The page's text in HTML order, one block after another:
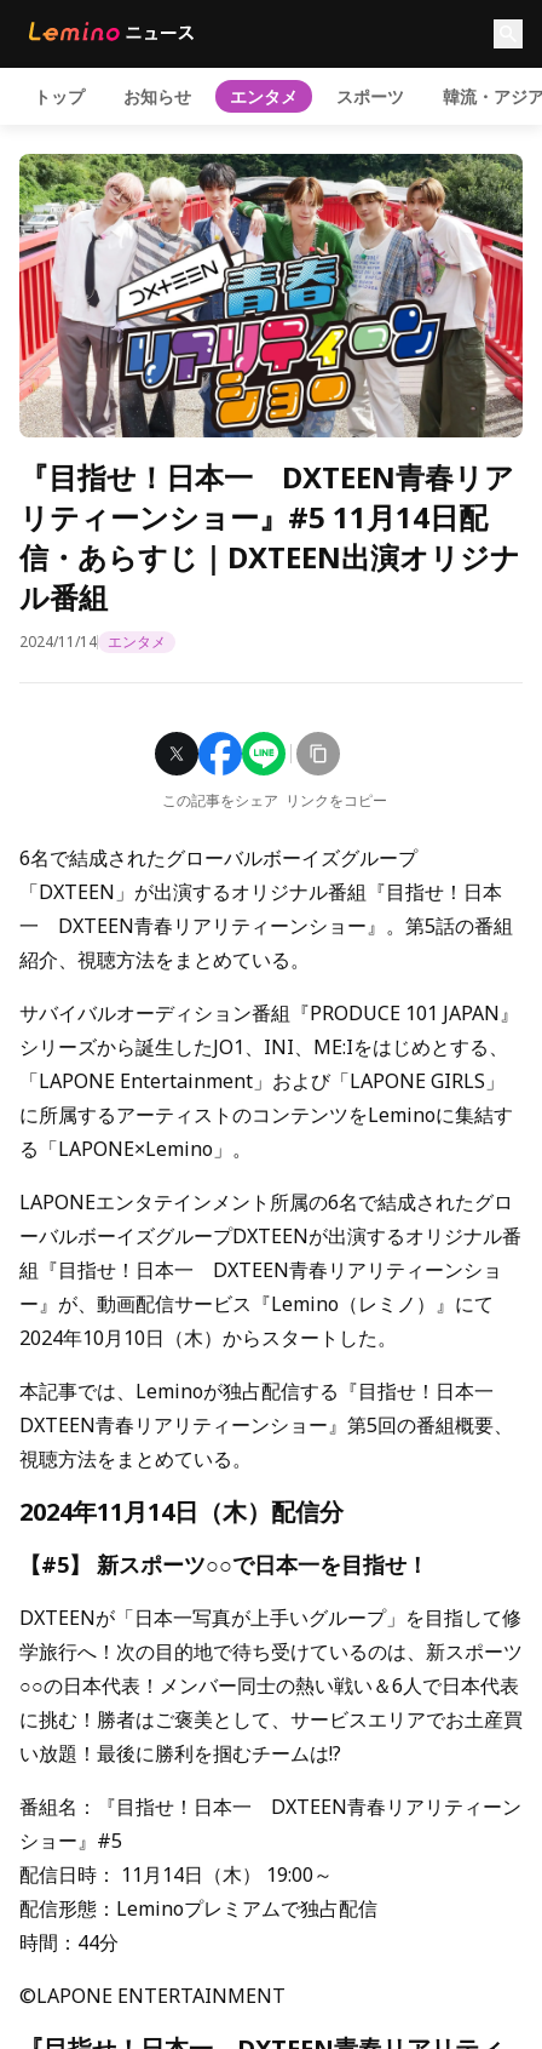
トップ お知らせ エンタメ スポーツ 韓流・アジ
『目指せ！日本一 DXTEEN青春リア
リティーンショー』#5 11月14日配
信・あらすじ｜DXTEEN出演オリジナ
ル番組
2024/11/14 エンタメ
この記事をシェア リンクをコピー
6名で結成されたグローバルボーイズグループ
「DXTEEN」が出演するオリジナル番組『目指せ！日本
一 DXTEEN青春リアリティーンショー』。第5話の番組
紹介、視聴方法をまとめている。
サバイバルオーディション番組『PRODUCE 101 JAPAN』
シリーズから誕生したJO1、INI、ME:Iをはじめとする、
「LAPONE Entertainment」および「LAPONE GIRLS」
に所属するアーティストのコンテンツをLeminoに集結す
る「LAPONE×Lemino」。
LAPONEエンタテインメント所属の6名で結成されたグロ
ーバルボーイズグループDXTEENが出演するオリジナル番
組『目指せ！日本一 DXTEEN青春リアリティーンショ
ー』が、動画配信サービス『Lemino（レミノ）』にて
2024年10月10日（木）からスタートした。
本記事では、Leminoが独占配信する『目指せ！日本一
DXTEEN青春リアリティーンショー』第5回の番組概要、
視聴方法をまとめている。
2024年11月14日（木）配信分
【#5】 新スポーツ○○で日本一を目指せ！
DXTEENが「日本一写真が上手いグループ」を目指して修
学旅行へ！次の目的地で待ち受けているのは、新スポーツ
○○の日本代表！メンバー同士の熱い戦い＆6人で日本代表
に挑む！勝者はご褒美として、サービスエリアでお土産買
い放題！最後に勝利を掴むチームは!?
番組名：『目指せ！日本一 DXTEEN青春リアリティーン
ショー』#5
配信日時： 11月14日（木） 19:00～
配信形態：Leminoプレミアムで独占配信
時間：44分
©LAPONE ENTERTAINMENT